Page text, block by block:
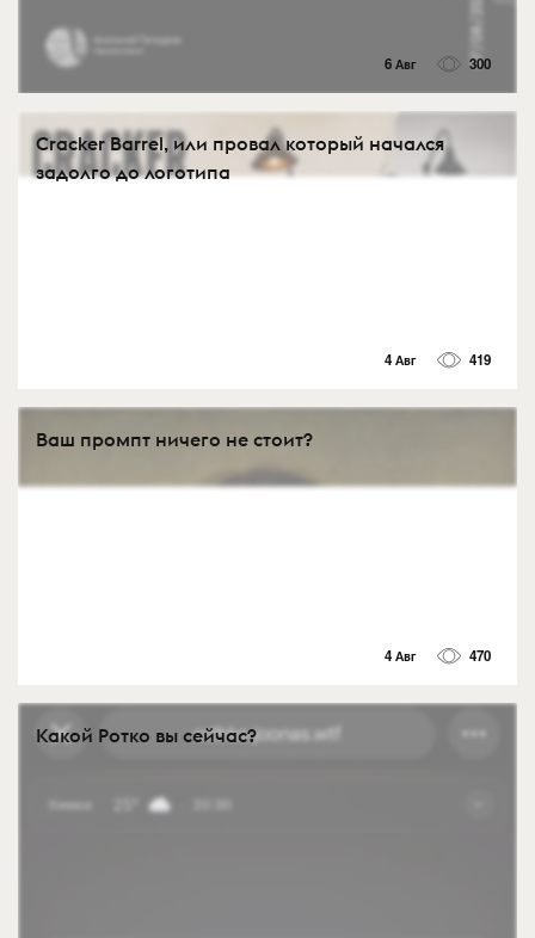
6 Авг 300
Cracker Barrel, или провал который начался
задолго до логотипа
4 Авг 419
Ваш промпт ничего не стоит?
4 Авг 470
Какой Ротко вы сейчас?